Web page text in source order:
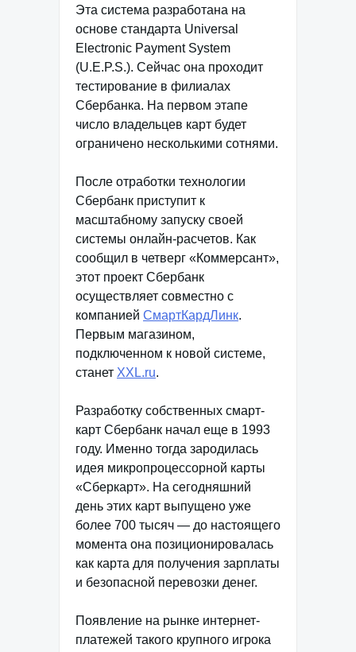
Эта система разработана на
основе стандарта Universal
Electronic Payment System
(U.E.P.S.). Сейчас она проходит
тестирование в филиалах
Сбербанка. На первом этапе
число владельцев карт будет
ограничено несколькими сотнями.
После отработки технологии
Сбербанк приступит к
масштабному запуску своей
системы онлайн-расчетов. Как
сообщил в четверг «Коммерсант»,
этот проект Сбербанк
осуществляет совместно с
компанией СмартКардЛинк.
Первым магазином,
подключенном к новой системе,
станет XXL.ru.
Разработку собственных смарт-
карт Сбербанк начал еще в 1993
году. Именно тогда зародилась
идея микропроцессорной карты
«Сберкарт». На сегодняшний
день этих карт выпущено уже
более 700 тысяч — до настоящего
момента она позиционировалась
как карта для получения зарплаты
и безопасной перевозки денег.
Появление на рынке интернет-
платежей такого крупного игрока